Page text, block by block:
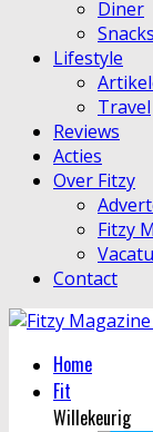
Diner
Snacks
Lifestyle
Travel
Reviews
Acties
Over Fitzy
Fitzy
Contact
Home
Fit
Willekeurig